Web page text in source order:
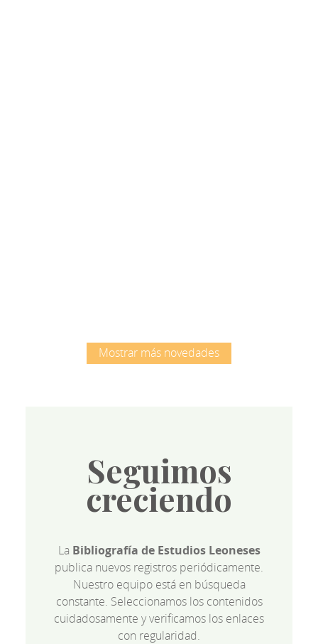
Mostrar más novedades
Seguimos
creciendo
La Bibliografía de Estudios Leoneses
publica nuevos registros periódicamente.
Nuestro equipo está en búsqueda
constante. Seleccionamos los contenidos
cuidadosamente y verificamos los enlaces
con regularidad.